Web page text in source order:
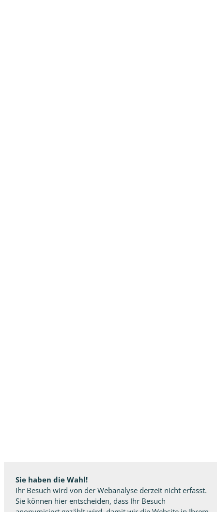
Sie haben die Wahl!
Ihr Besuch wird von der Webanalyse derzeit nicht erfasst.
Sie können hier entscheiden, dass Ihr Besuch